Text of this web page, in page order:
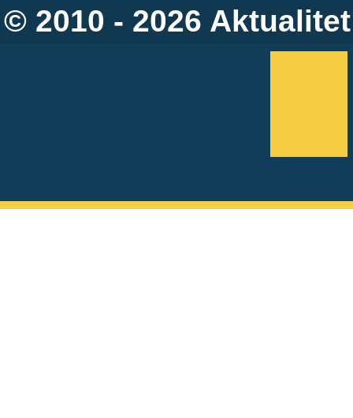
© 2010 - 2026 Aktualitet